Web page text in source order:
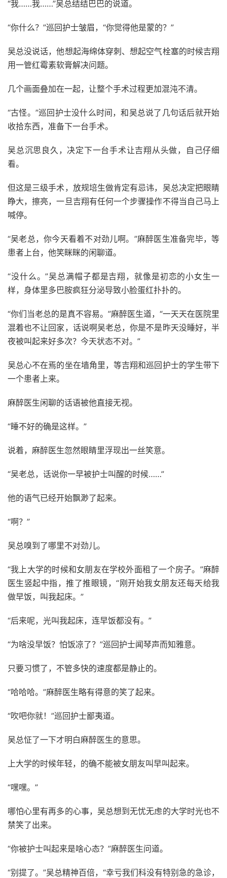
“我……我……”吴总结结巴巴的说道。
“你什么？”巡回护士皱眉，“你觉得他是蒙的？”
吴总没说话，他想起海绵体穿刺、想起空气栓塞的时候吉翔
用一管红霉素软膏解决问题。
几个画面叠加在一起，让整个手术过程更加混沌不清。
“古怪。”巡回护士没什么时间，和吴总说了几句话后就开始
收拾东西，准备下一台手术。
吴总沉思良久，决定下一台手术让吉翔从头做，自己仔细
看。
但这是三级手术，放规培生做肯定有忌讳，吴总决定把眼睛
睁大，擦亮，一旦吉翔有任何一个步骤操作不得当自己马上
喊停。
“吴老总，你今天看着不对劲儿啊。”麻醉医生准备完毕，等
患者上台，他笑眯眯的闲聊道。
“没什么。”吴总满帽子都是吉翔，就像是初恋的小女生一
样，身体里多巴胺疯狂分泌导致小脸蛋红扑扑的。
“你们当老总的是真不容易。”麻醉医生道，“一天天在医院里
混着也不让回家，话说啊吴老总，你是不是昨天没睡好，半
夜被叫起来好多次？今天状态不对。”
吴总心不在焉的坐在墙角里，等吉翔和巡回护士的学生带下
一个患者上来。
麻醉医生闲聊的话语被他直接无视。
“睡不好的确是这样。”
说着，麻醉医生忽然眼睛里浮现出一丝笑意。
“吴老总，话说你一早被护士叫醒的时候……”
他的语气已经开始飘渺了起来。
“啊？”
吴总嗅到了哪里不对劲儿。
“我上大学的时候和女朋友在学校外面租了一个房子。”麻醉
医生竖起中指，推了推眼镜，“刚开始我女朋友还每天给我
做早饭，叫我起床。”
“后来呢，光叫我起床，连早饭都没有。”
“为啥没早饭？怕饭凉了？”巡回护士闻琴声而知雅意。
只要习惯了，不管多快的速度都是静止的。
“哈哈哈。”麻醉医生略有得意的笑了起来。
“吹吧你就！”巡回护士鄙夷道。
吴总怔了一下才明白麻醉医生的意思。
上大学的时候年轻，的确不能被女朋友叫早叫起来。
“嘿嘿。”
哪怕心里有再多的心事，吴总想到无忧无虑的大学时光也不
禁笑了出来。
“你被护士叫起来是啥心态？”麻醉医生问道。
“别提了。”吴总精神百倍，“幸亏我们科没有特别急的急诊，